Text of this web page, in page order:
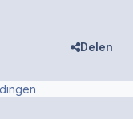
Delen